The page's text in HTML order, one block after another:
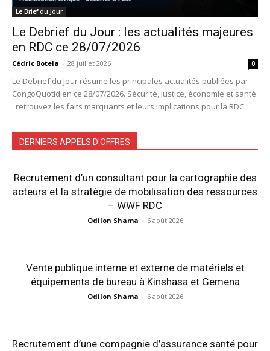
Le Brief du Jour
Le Debrief du Jour : les actualités majeures
en RDC ce 28/07/2026
Cédric Botela - 28 juillet 2026 0
Le Debrief du Jour résume les principales actualités publiées par
CongoQuotidien ce 28/07/2026. Sécurité, justice, économie et santé
: retrouvez les faits marquants et leurs implications pour la RDC.
DERNIERS APPELS D'OFFRES
Recrutement d’un consultant pour la cartographie des
acteurs et la stratégie de mobilisation des ressources
– WWF RDC
Odilon Shama - 6 août 2026
Vente publique interne et externe de matériels et
équipements de bureau à Kinshasa et Gemena
Odilon Shama - 6 août 2026
Recrutement d’une compagnie d’assurance santé pour